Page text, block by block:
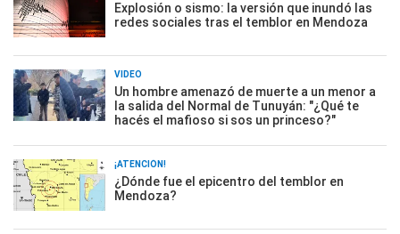
Explosión o sismo: la versión que inundó las
redes sociales tras el temblor en Mendoza
VIDEO
Un hombre amenazó de muerte a un menor a
la salida del Normal de Tunuyán: "¿Qué te
hacés el mafioso si sos un princeso?"
¡ATENCIÓN!
¿Dónde fue el epicentro del temblor en
Mendoza?